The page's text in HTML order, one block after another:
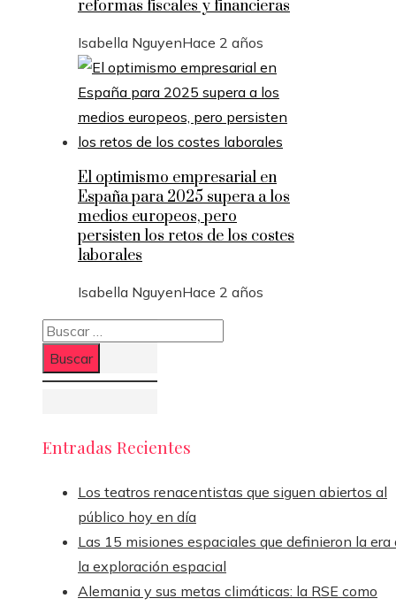
reformas fiscales y financieras
Isabella NguyenHace 2 años
El optimismo empresarial en
España para 2025 supera a los
medios europeos, pero
persisten los retos de los costes
laborales
Isabella NguyenHace 2 años
Buscar:
Entradas Recientes
Los teatros renacentistas que siguen abiertos al
público hoy en día
Las 15 misiones espaciales que definieron la era
la exploración espacial
Alemania y sus metas climáticas: la RSE como